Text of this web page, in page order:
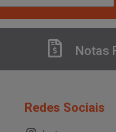
Notas
Redes Sociais